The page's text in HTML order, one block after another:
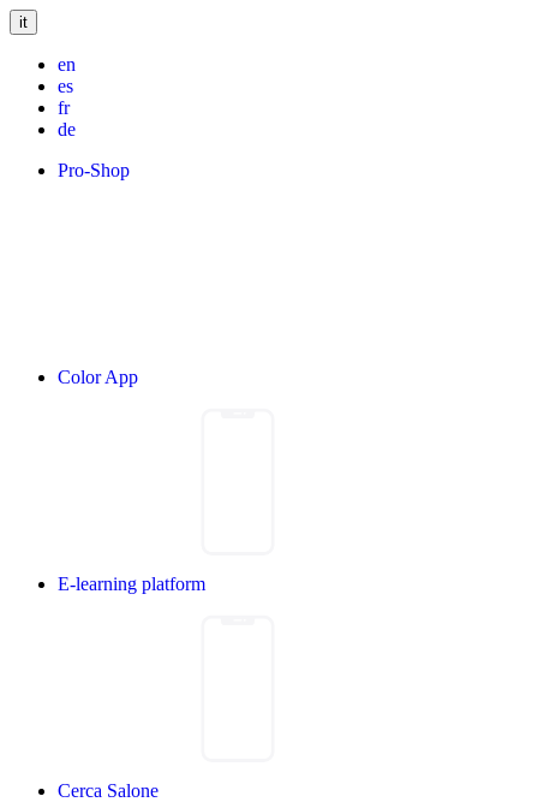
it
en
es
fr
de
Pro-Shop
Color App
E-learning platform
Cerca Salone